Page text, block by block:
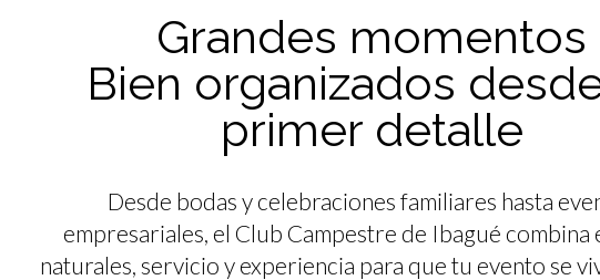
Grandes momentos
Bien organizados
primer detalle
Desde bodas y celebraciones familiares hasta
empresariales, el Club Campestre de Ibagué combina
naturales, servicio y experiencia para que tu evento se